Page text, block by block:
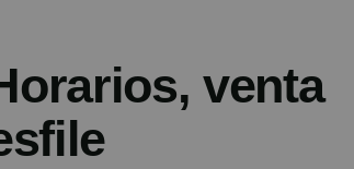
venta